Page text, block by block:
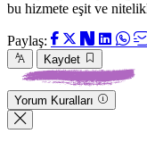
bu hizmete eşit ve
Paylaş:
Kaydet
Yorum Kuralları